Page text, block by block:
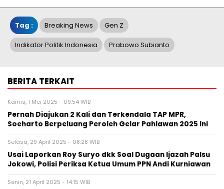
Tag : Breaking News Gen Z
Indikator Politik Indonesia Prabowo Subianto
BERITA TERKAIT
Kamis, 1 Mei 2025 - 09:54 WIB
Pernah Diajukan 2 Kali dan Terkendala TAP MPR,
Soeharto Berpeluang Peroleh Gelar Pahlawan 2025 Ini
Selasa, 29 April 2025 - 08:28 WIB
Usai Laporkan Roy Suryo dkk Soal Dugaan Ijazah Palsu
Jokowi, Polisi Periksa Ketua Umum PPN Andi Kurniawan
Senin, 21 April 2025 - 14:15 WIB